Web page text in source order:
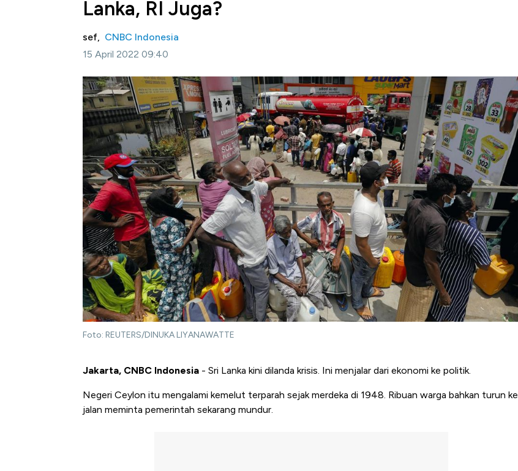
Lanka, RI Juga?
sef, CNBC Indonesia
15 April 2022 09:40
Foto: REUTERS/DINUKA LIYANAWATTE
Jakarta, CNBC Indonesia - Sri Lanka kini dilanda krisis. Ini menjalar dari ekonomi ke politik.
Negeri Ceylon itu mengalami kemelut terparah sejak merdeka di 1948. Ribuan warga bahkan turun ke
jalan meminta pemerintah sekarang mundur.